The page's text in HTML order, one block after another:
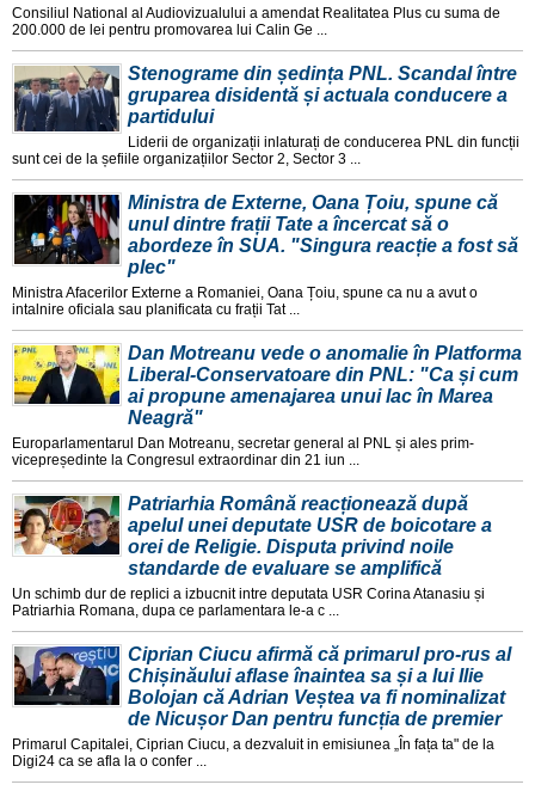
Consiliul National al Audiovizualului a amendat Realitatea Plus cu suma de
200.000 de lei pentru promovarea lui Calin Ge ...
Stenograme din ședința PNL. Scandal între
gruparea disidentă și actuala conducere a
partidului
Liderii de organizații inlaturați de conducerea PNL din funcții
sunt cei de la șefiile organizațiilor Sector 2, Sector 3 ...
Ministra de Externe, Oana Țoiu, spune că
unul dintre frații Tate a încercat să o
abordeze în SUA. "Singura reacție a fost să
plec"
Ministra Afacerilor Externe a Romaniei, Oana Țoiu, spune ca nu a avut o
intalnire oficiala sau planificata cu frații Tat ...
Dan Motreanu vede o anomalie în Platforma
Liberal-Conservatoare din PNL: "Ca și cum
ai propune amenajarea unui lac în Marea
Neagră"
Europarlamentarul Dan Motreanu, secretar general al PNL și ales prim-
vicepreședinte la Congresul extraordinar din 21 iun ...
Patriarhia Română reacționează după
apelul unei deputate USR de boicotare a
orei de Religie. Disputa privind noile
standarde de evaluare se amplifică
Un schimb dur de replici a izbucnit intre deputata USR Corina Atanasiu și
Patriarhia Romana, dupa ce parlamentara le-a c ...
Ciprian Ciucu afirmă că primarul pro-rus al
Chișinăului aflase înaintea sa și a lui Ilie
Bolojan că Adrian Veștea va fi nominalizat
de Nicușor Dan pentru funcția de premier
Primarul Capitalei, Ciprian Ciucu, a dezvaluit in emisiunea „În fața ta" de la
Digi24 ca se afla la o confer ...